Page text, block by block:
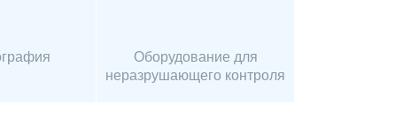
Оборудование для
неразрушающего контроля